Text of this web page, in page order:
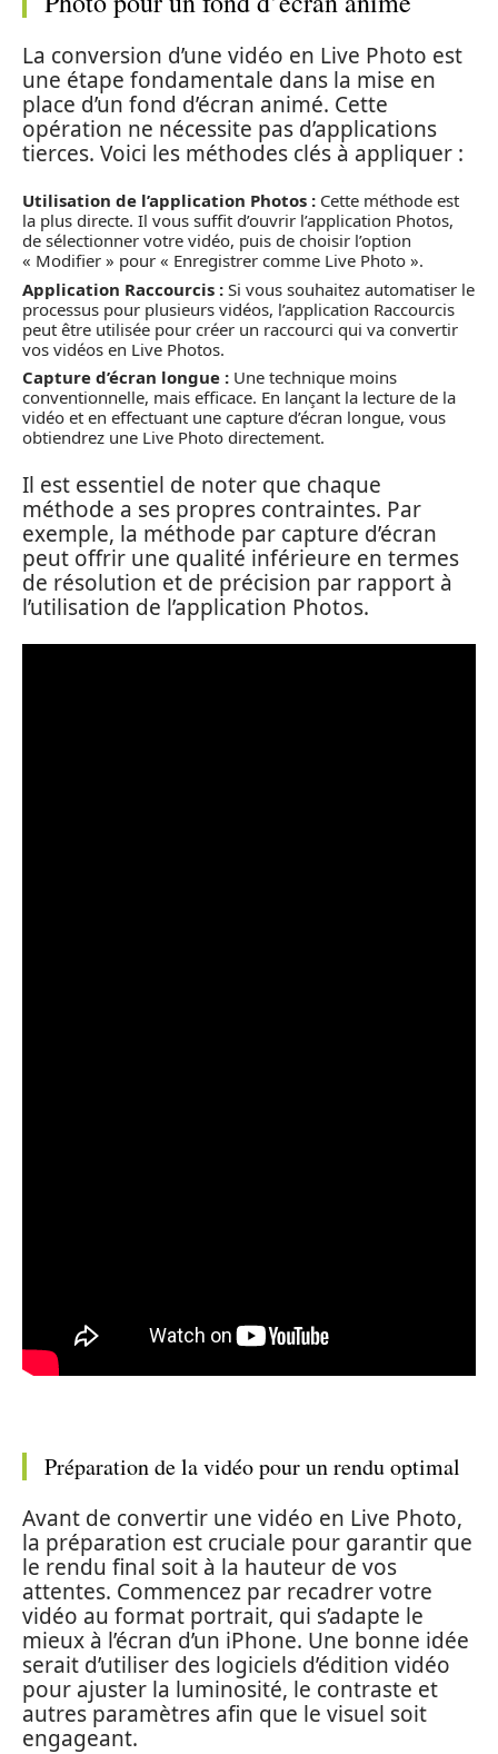
La conversion d’une vidéo en Live Photo est
une étape fondamentale dans la mise en
place d’un fond d’écran animé. Cette
opération ne nécessite pas d’applications
tierces. Voici les méthodes clés à appliquer :
Utilisation de l’application Photos : Cette méthode est
la plus directe. Il vous suffit d’ouvrir l’application Photos,
de sélectionner votre vidéo, puis de choisir l’option
« Modifier » pour « Enregistrer comme Live Photo ».
Application Raccourcis : Si vous souhaitez automatiser le
processus pour plusieurs vidéos, l’application Raccourcis
peut être utilisée pour créer un raccourci qui va convertir
vos vidéos en Live Photos.
Capture d’écran longue : Une technique moins
conventionnelle, mais efficace. En lançant la lecture de la
vidéo et en effectuant une capture d’écran longue, vous
obtiendrez une Live Photo directement.
Il est essentiel de noter que chaque
méthode a ses propres contraintes. Par
exemple, la méthode par capture d’écran
peut offrir une qualité inférieure en termes
de résolution et de précision par rapport à
l’utilisation de l’application Photos.
Préparation de la vidéo pour un rendu optimal
Avant de convertir une vidéo en Live Photo,
la préparation est cruciale pour garantir que
le rendu final soit à la hauteur de vos
attentes. Commencez par recadrer votre
vidéo au format portrait, qui s’adapte le
mieux à l’écran d’un iPhone. Une bonne idée
serait d’utiliser des logiciels d’édition vidéo
pour ajuster la luminosité, le contraste et
autres paramètres afin que le visuel soit
engageant.